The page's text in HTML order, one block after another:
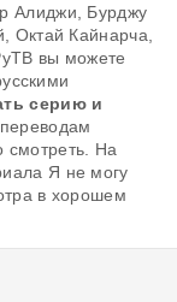
Алиджи, Бурджу
Кайнарча,
вы можете
серию и
смотреть. На
Я не могу
в хорошем